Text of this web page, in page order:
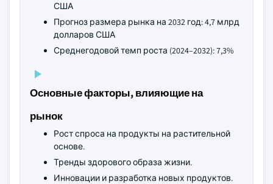
США
Прогноз размера рынка на 2032 год: 4,7 млрд
долларов США
Среднегодовой темп роста (2024–2032): 7,3%
Основные факторы, влияющие на
рынок
Рост спроса на продукты на растительной
основе.
Тренды здорового образа жизни.
Инновации и разработка новых продуктов.